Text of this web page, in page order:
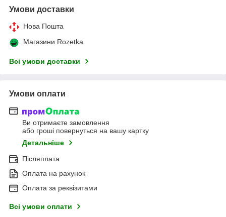
Умови доставки
Нова Пошта
Магазини Rozetka
Всі умови доставки
Умови оплати
Ви отримаєте замовлення
або гроші повернуться на вашу картку
Детальніше
Післяплата
Оплата на рахунок
Оплата за реквізитами
Всі умови оплати